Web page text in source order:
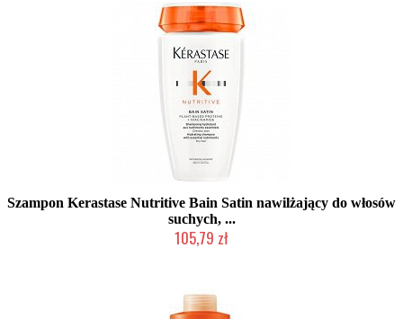
Szampon Kerastase Nutritive Bain Satin nawilżający do włosów
suchych, ...
105,79 zł